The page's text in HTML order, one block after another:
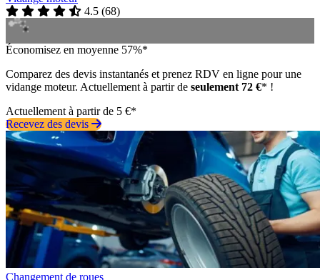
4.5 (68)
Économisez en moyenne 57%*
Comparez des devis instantanés et prenez RDV en ligne pour une
vidange moteur. Actuellement à partir de seulement 72 €* !
Actuellement à partir de 5 €*
Recevez des devis
Changement de roues